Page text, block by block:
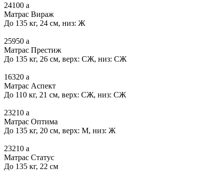
24100 a
Матрас Вираж
До 135 кг, 24 см, низ: Ж
25950 a
Матрас Престиж
До 135 кг, 26 см, верх: СЖ, низ: СЖ
16320 a
Матрас Аспект
До 110 кг, 21 см, верх: СЖ, низ: СЖ
23210 a
Матрас Оптима
До 135 кг, 20 см, верх: М, низ: Ж
23210 a
Матрас Статус
До 135 кг, 22 см